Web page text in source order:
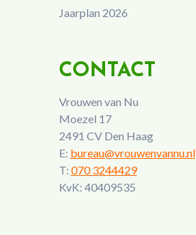
Jaarplan 2026
CONTACT
Vrouwen van Nu
Moezel 17
2491 CV Den Haag
E: bureau@vrouwenvannu.nl
T: 070 3244429
KvK: 40409535